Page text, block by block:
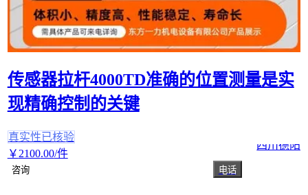
传感器拉杆4000TD准确的位置测量是实
现精确控制的关键
真实性已核验
￥ 2100.00/件
四川德阳
咨询 电话